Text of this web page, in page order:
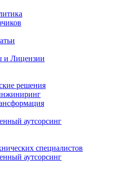
и Лицензии
решения
аутсорсинг
специалистов
аутсорсинг